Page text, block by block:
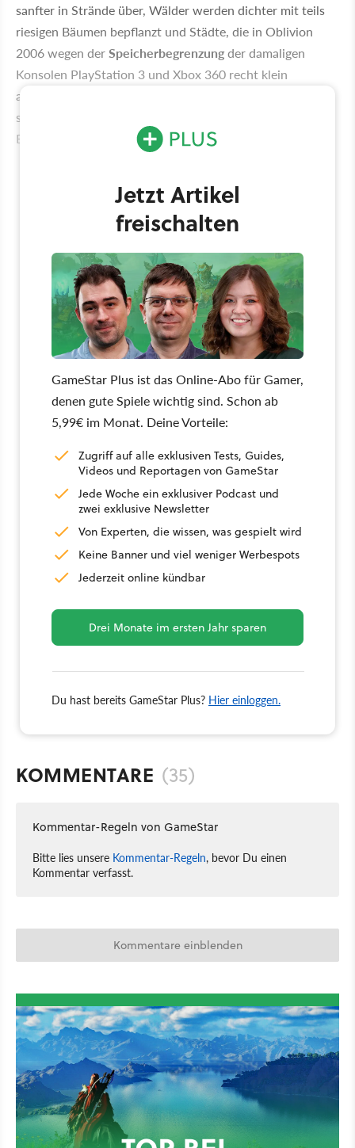
sanfter in Strände über, Wälder werden dichter mit teils
riesigen Bäumen bepflanzt und Städte, die in Oblivion
2006 wegen derSpeicherbegrenzungder damaligen
Konsolen PlayStation 3 und Xbox 360 recht klein
ausfielen, werden im Remake vergrößert. Dabei orientiert
sich das Team laut Kyle stets stark an der verfügbaren
Elder-Scrolls-Literatur, dem sogenannten Lore.
Jetzt Artikel
freischalten
GameStar Plus ist das Online-Abo für Gamer,
denen gute Spiele wichtig sind. Schon ab
5,99€ im Monat. Deine Vorteile:
Zugriff auf alle exklusiven Tests, Guides,
Videos und Reportagen von GameStar
Jede Woche ein exklusiver Podcast und
zwei exklusive Newsletter
Von Experten, die wissen, was gespielt wird
Keine Banner und viel weniger Werbespots
Jederzeit online kündbar
Drei Monate im ersten Jahr sparen
Du hast bereits GameStar Plus? Hier einloggen.
KOMMENTARE (35)
Kommentar-Regeln von GameStar
Bitte lies unsere Kommentar-Regeln, bevor Du einen
Kommentar verfasst.
Kommentare einblenden